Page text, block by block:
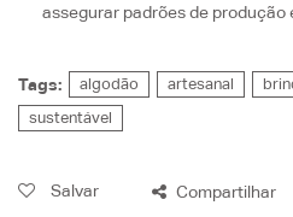
assegurar padrões de
Tags: algodão artesanal
sustentável
Salvar Compartilhar